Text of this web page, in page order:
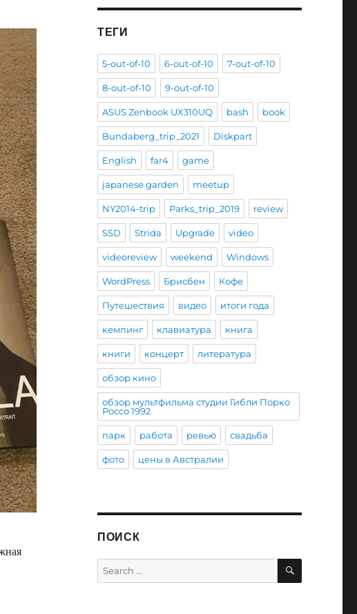
ТЕГИ
5-out-of-10 6-out-of-10 7-out-of-10
8-out-of-10 9-out-of-10
ASUS Zenbook UX310UQ bash book
Bundaberg_trip_2021 Diskpart
English far4 game
japanese garden meetup
NY2014-trip Parks_trip_2019 review
SSD Strida Upgrade video
videoreview weekend Windows
WordPress Брисбен Кофе
Путешествия видео итоги года
кемпинг клавиатура книга
книги концерт литература
обзор кино
обзор мультфильма студии Гибли Порко
Россо 1992
парк работа ревью свадьба
фото цены в Австралии
ПОИСК
Search
for:
SEARCH